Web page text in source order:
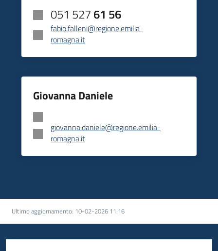
051 52761 56
fabio.falleni@regione.emilia-
romagna.it
Giovanna Daniele
giovanna.daniele@regione.emilia-
romagna.it
Ultimo aggiornamento: 10-02-2026 11:16